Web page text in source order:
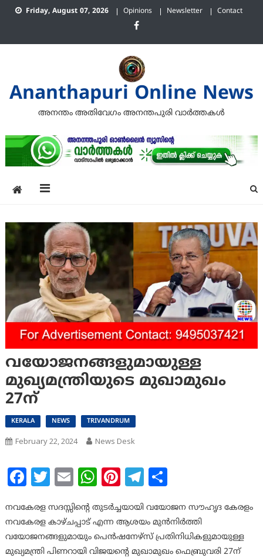
Skip
Friday, August 07, 2026 Opinions Newsletter Contact
Ananthapuri Online News
അനന്തം അതിവേഗം അനന്തപുരി വാര്‍ത്തകള്‍
വയോജനങ്ങളുമായുള്ള
മുഖ്യമന്ത്രിയുടെ മുഖാമുഖം
27ന്
KERALA NEWS TRIVANDRUM
February 22, 2024 News Desk
Facebook
Twitter
EmailWhatsApp
Pinterest
Telegram
Share
നവകേരള സദസ്സിന്റെ തുടര്‍ച്ചയായി വയോജന സൗഹൃദ കേരളം
നവകേരള കാഴ്ചപ്പാട് എന്ന ആശയം മുന്‍നിര്‍ത്തി
വയോജനങ്ങളുമായും പെന്‍ഷനേഴ്‌സ് പ്രതിനിധികളുമായുള്ള
മുഖ്യമന്ത്രി പിണറായി വിജയന്റെ മുഖാമുഖം ഫെബ്രുവരി 27ന്